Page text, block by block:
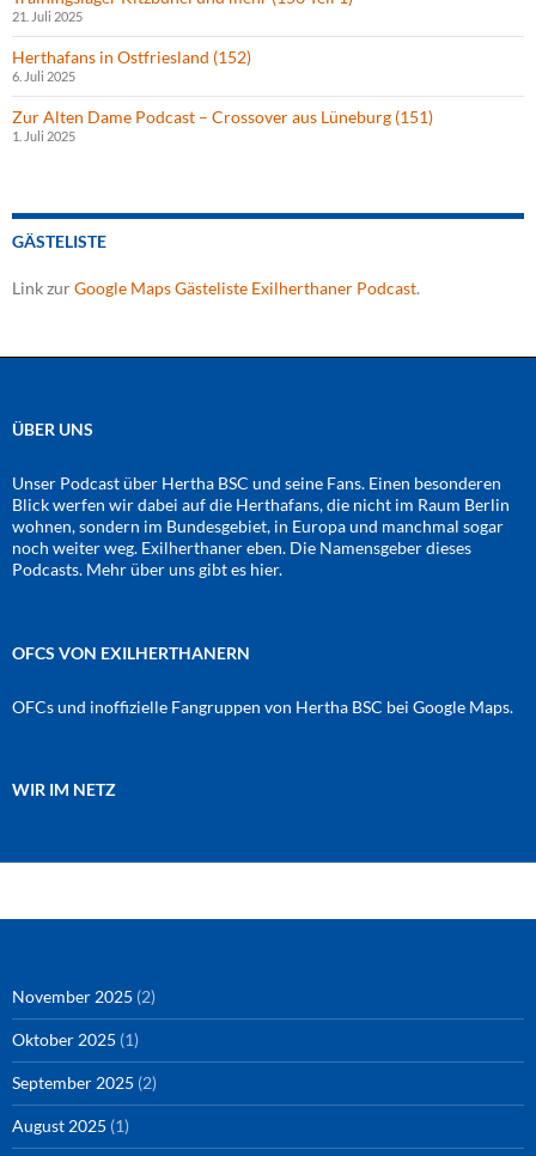
21. Juli 2025
Herthafans in Ostfriesland (152)
6. Juli 2025
Zur Alten Dame Podcast – Crossover aus Lüneburg (151)
1. Juli 2025
GÄSTELISTE
Link zurGoogle Maps Gästeliste Exilherthaner Podcast.
ÜBER UNS
Unser Podcast über Hertha BSC und seine Fans. Einen besonderen
Blick werfen wir dabei auf die Herthafans, die nicht im Raum Berlin
wohnen, sondern im Bundesgebiet, in Europa und manchmal sogar
noch weiter weg. Exilherthaner eben. Die Namensgeber dieses
Podcasts. Mehr über uns gibt es hier.
OFCS VON EXILHERTHANERN
OFCs und inoffizielle Fangruppen von Hertha BSC bei Google Maps.
WIR IM NETZ
November 2025 (2)
Oktober 2025 (1)
September 2025 (2)
August 2025 (1)